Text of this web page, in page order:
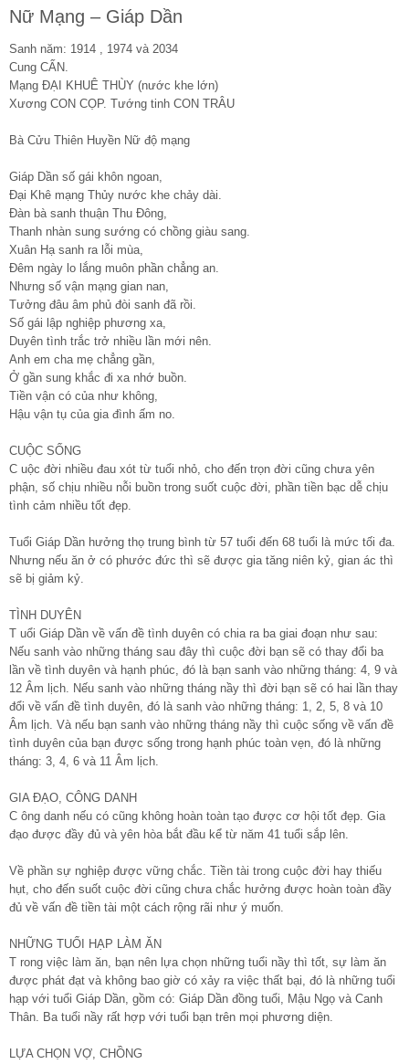
Nữ Mạng – Giáp Dần
Sanh năm: 1914 , 1974 và 2034
Cung CẤN.
Mạng ĐẠI KHUÊ THÙY (nước khe lớn)
Xương CON CỌP. Tướng tinh CON TRÂU
Bà Cửu Thiên Huyền Nữ độ mạng
Giáp Dần số gái khôn ngoan,
Đại Khê mạng Thủy nước khe chảy dài.
Đàn bà sanh thuận Thu Đông,
Thanh nhàn sung sướng có chồng giàu sang.
Xuân Hạ sanh ra lỗi mùa,
Đêm ngày lo lắng muôn phần chẳng an.
Nhưng số vận mạng gian nan,
Tưởng đâu âm phủ đòi sanh đã rồi.
Số gái lập nghiệp phương xa,
Duyên tình trắc trở nhiều lần mới nên.
Anh em cha mẹ chẳng gần,
Ở gần sung khắc đi xa nhớ buồn.
Tiền vận có của như không,
Hậu vận tụ của gia đình ấm no.
CUỘC SỐNG
C uộc đời nhiều đau xót từ tuổi nhỏ, cho đến trọn đời cũng chưa yên
phận, số chịu nhiều nỗi buồn trong suốt cuộc đời, phần tiền bạc dễ chịu
tình cảm nhiều tốt đẹp.
Tuổi Giáp Dần hưởng thọ trung bình từ 57 tuổi đến 68 tuổi là mức tối đa.
Nhưng nếu ăn ở có phước đức thì sẽ được gia tăng niên kỷ, gian ác thì
sẽ bị giảm kỷ.
TÌNH DUYÊN
T uổi Giáp Dần về vấn đề tình duyên có chia ra ba giai đoạn như sau:
Nếu sanh vào những tháng sau đây thì cuộc đời bạn sẽ có thay đổi ba
lần về tình duyên và hạnh phúc, đó là bạn sanh vào những tháng: 4, 9 và
12 Âm lịch. Nếu sanh vào những tháng nầy thì đời bạn sẽ có hai lần thay
đổi về vấn đề tình duyên, đó là sanh vào những tháng: 1, 2, 5, 8 và 10
Âm lịch. Và nếu bạn sanh vào những tháng nầy thì cuộc sống về vấn đề
tình duyên của bạn được sống trong hạnh phúc toàn vẹn, đó là những
tháng: 3, 4, 6 và 11 Âm lịch.
GIA ĐẠO, CÔNG DANH
C ông danh nếu có cũng không hoàn toàn tạo được cơ hội tốt đẹp. Gia
đạo được đầy đủ và yên hòa bắt đầu kể từ năm 41 tuổi sắp lên.
Về phần sự nghiệp được vững chắc. Tiền tài trong cuộc đời hay thiếu
hụt, cho đến suốt cuộc đời cũng chưa chắc hưởng được hoàn toàn đầy
đủ về vấn đề tiền tài một cách rộng rãi như ý muốn.
NHỮNG TUỔI HẠP LÀM ĂN
T rong việc làm ăn, bạn nên lựa chọn những tuổi nầy thì tốt, sự làm ăn
được phát đạt và không bao giờ có xảy ra việc thất bại, đó là những tuổi
hạp với tuổi Giáp Dần, gồm có: Giáp Dần đồng tuổi, Mậu Ngọ và Canh
Thân. Ba tuổi nầy rất hợp với tuổi bạn trên mọi phương diện.
LỰA CHỌN VỢ, CHỒNG